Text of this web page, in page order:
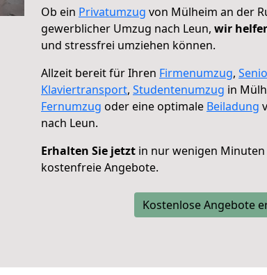
Ob ein Privatumzug von Mülheim an der
gewerblicher Umzug nach Leun, wir
und stressfrei umziehen können.
Allzeit bereit für Ihren Firmenumzug,
Klaviertransport, Studentenumzug in
Fernumzug oder eine optimale Beiladung
nach Leun.
Erhalten Sie jetzt in nur wenigen
kostenfreie Angebote.
Kostenlose Angebote